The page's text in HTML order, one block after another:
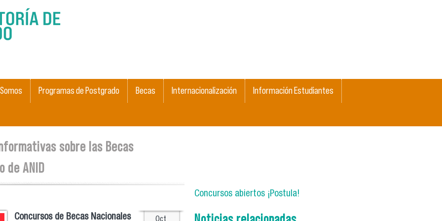
Programas de Postgrado Becas Internacionalización Información Estudiantes
sobre las Becas
de ANID
Concursos de Becas Nacionales
Concursos abiertos ¡Postula!